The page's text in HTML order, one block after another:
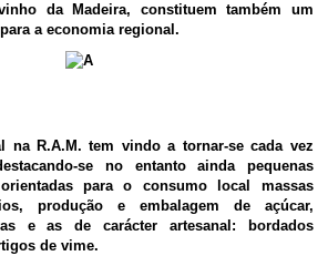
da Madeira, constituem também um
a economia regional.
na R.A.M. tem vindo a tornar-se cada vez
se no entanto ainda pequenas
para o consumo local massas
produção e embalagem de açúcar,
e as de carácter artesanal: bordados
de vime.